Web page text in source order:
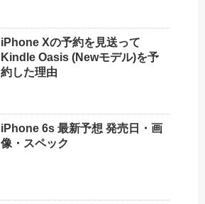
iPhone Xの予約を見送って
Kindle Oasis (Newモデル)を予
約した理由
iPhone 6s 最新予想 発売日・画
像・スペック